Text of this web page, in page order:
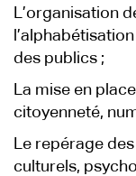
L’organisation
des publics ;
La mise en
citoyenneté,
Le repérage
culturels,